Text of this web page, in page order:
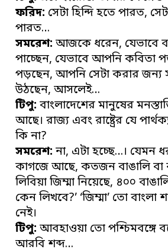
ফরিদ: সেটা হিন্দি হতে পারত,
পারত…
সমরেশ: আজকে ধরেন, যেভাবে
পাচ্ছেন, যেভাবে আপনি কবিতা
পড়ছেন, আপনি সেটা করার জন্য
উঠছেন, আসলেই…
টিপু: বাংলাদেশের মানুষের
আছে। রাজ্য এবং রাষ্ট্রের যে
কি না?
সমরেশ: না, এটা হচ্ছে…।
কাগজে আছে, কতজন বাঙালি বা
লিবিয়া জিম্মা নিয়েছে, ৪০০
কেন লিখবে?’ ‘জিম্মা’ তো বাংলা
নেই।
টিপু: আবহাওয়া তো পশ্চিমবঙ্গে
আরবি শব্দ…